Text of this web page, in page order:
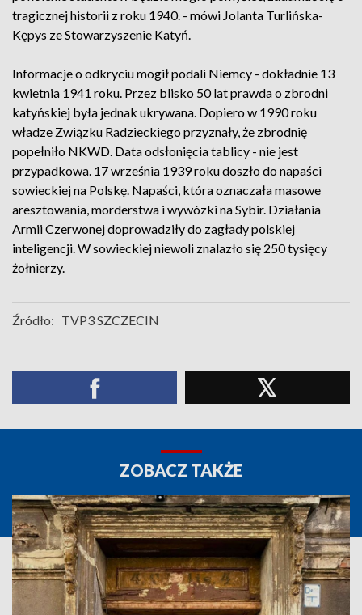
tragicznej historii z roku 1940. - mówi Jolanta Turlińska-
Kępys ze Stowarzyszenie Katyń.
Informacje o odkryciu mogił podali Niemcy - dokładnie 13
kwietnia 1941 roku. Przez blisko 50 lat prawda o zbrodni
katyńskiej była jednak ukrywana. Dopiero w 1990 roku
władze Związku Radzieckiego przyznały, że zbrodnię
popełniło NKWD. Data odsłonięcia tablicy - nie jest
przypadkowa. 17 września 1939 roku doszło do napaści
sowieckiej na Polskę. Napaści, która oznaczała masowe
aresztowania, morderstwa i wywózki na Sybir. Działania
Armii Czerwonej doprowadziły do zagłady polskiej
inteligencji. W sowieckiej niewoli znalazło się 250 tysięcy
żołnierzy.
Źródło: TVP3 SZCZECIN
ZOBACZ TAKŻE